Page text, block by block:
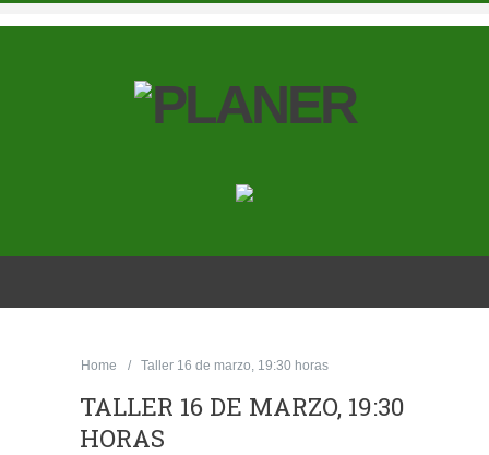
Home Taller 16 de marzo, 19:30 horas
TALLER 16 DE MARZO, 19:30
HORAS